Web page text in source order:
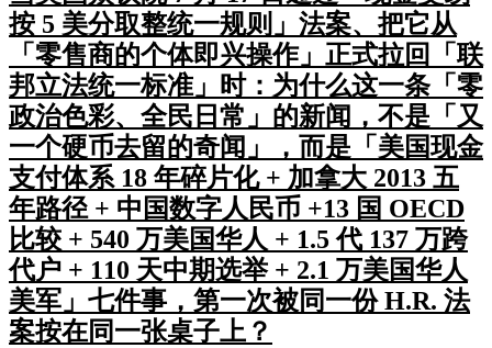
按 5 美分取整统一规则」法案、把它从
「零售商的个体即兴操作」正式拉回「联
邦立法统一标准」时：为什么这一条「零
政治色彩、全民日常」的新闻，不是「又
一个硬币去留的奇闻」，而是「美国现金
支付体系 18 年碎片化 + 加拿大 2013 五
年路径 + 中国数字人民币 +13 国 OECD
比较 + 540 万美国华人 + 1.5 代 137 万跨
代户 + 110 天中期选举 + 2.1 万美国华人
美军」七件事，第一次被同一份 H.R. 法
案按在同一张桌子上？